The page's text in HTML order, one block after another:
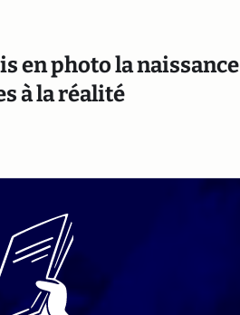
en photo la naissance
à la réalité